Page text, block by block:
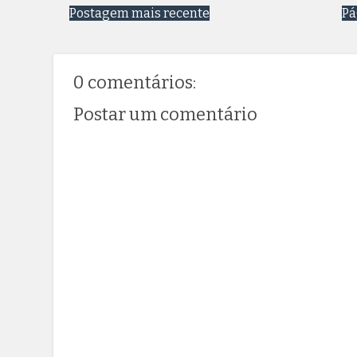
Postagem mais recente
0 comentários:
Postar um comentário